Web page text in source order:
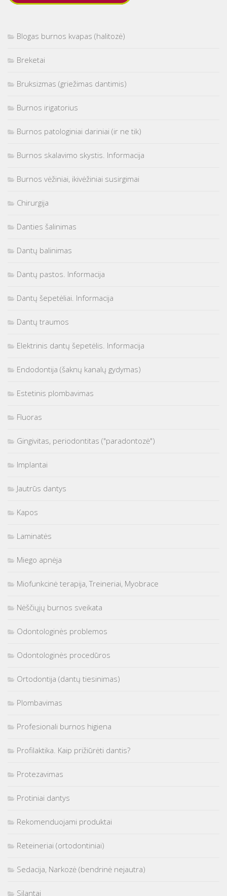
Blogas burnos kvapas (halitozė)
Breketai
Bruksizmas (griežimas dantimis)
Burnos irigatorius
Burnos patologiniai dariniai (ir ne tik)
Burnos skalavimo skystis. Informacija
Burnos vėžiniai, ikivėžiniai susirgimai
Chirurgija
Danties šalinimas
Dantų balinimas
Dantų pastos. Informacija
Dantų šepetėliai. Informacija
Dantų traumos
Elektrinis dantų šepetėlis. Informacija
Endodontija (šaknų kanalų gydymas)
Estetinis plombavimas
Fluoras
Gingivitas, periodontitas ("paradontozė")
Implantai
Jautrūs dantys
Kapos
Laminatės
Miego apnėja
Miofunkcinė terapija, Treineriai, Myobrace
Nėščiųjų burnos sveikata
Odontologinės problemos
Odontologinės procedūros
Ortodontija (dantų tiesinimas)
Plombavimas
Profesionali burnos higiena
Profilaktika. Kaip prižiūrėti dantis?
Protezavimas
Protiniai dantys
Rekomenduojami produktai
Reteineriai (ortodontiniai)
Sedacija, Narkozė (bendrinė nejautra)
Silantai